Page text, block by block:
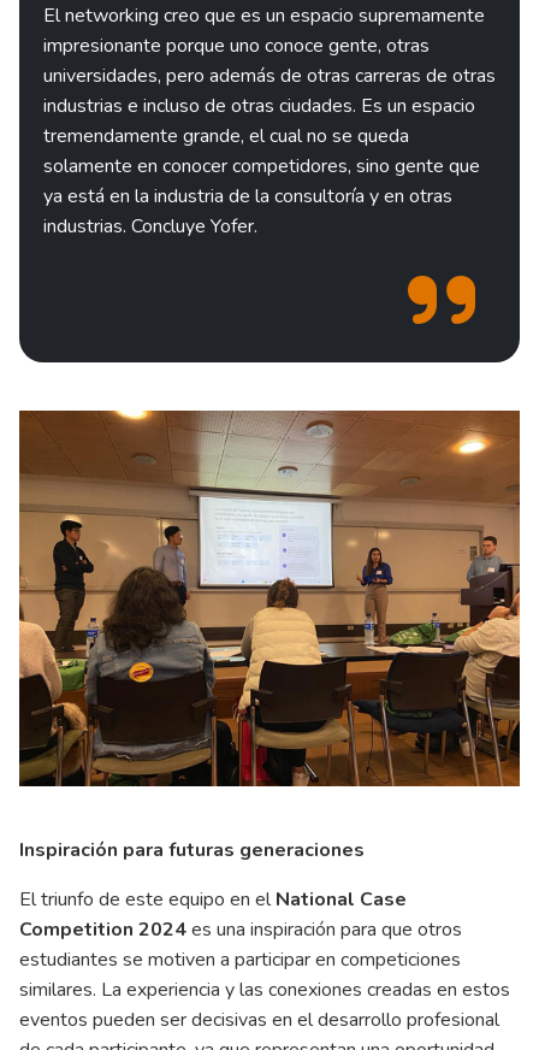
El networking creo que es un espacio supremamente
impresionante porque uno conoce gente, otras
universidades, pero además de otras carreras de otras
industrias e incluso de otras ciudades. Es un espacio
tremendamente grande, el cual no se queda
solamente en conocer competidores, sino gente que
ya está en la industria de la consultoría y en otras
industrias. Concluye Yofer.
Inspiración para futuras generaciones
El triunfo de este equipo en elNational Case
Competition 2024es una inspiración para que otros
estudiantes se motiven a participar en competiciones
similares. La experiencia y las conexiones creadas en estos
eventos pueden ser decisivas en el desarrollo profesional